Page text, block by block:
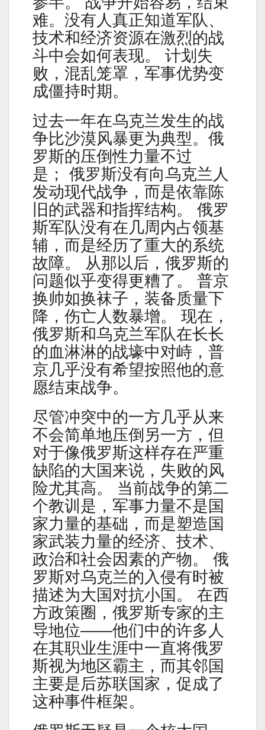
难。没有人真正知道军队、
技术和经济资源在激烈的战
斗中会如何表现。 计划失
败，混乱笼罩，军事优势变
成僵持时期。
过去一年在乌克兰发生的战
争比沙漠风暴更为典型。俄
罗斯的压倒性力量不过
是； 俄罗斯没有向乌克兰人
发动现代战争，而是依靠陈
旧的武器和指挥结构。 俄罗
斯军队没有在几周内占领基
辅，而是经历了重大的系统
故障。 从那以后，俄罗斯的
问题似乎变得更糟了。 普京
换帅如换袜子，装备质量下
降，伤亡人数暴增。 现在，
俄罗斯和乌克兰军队在长长
的血淋淋的战壕中对峙，普
京几乎没有希望按照他的意
愿结束战争。
尽管冲突中的一方几乎从来
不会简单地压倒另一方，但
对于像俄罗斯这样存在严重
缺陷的大国来说，失败的风
险尤其高。 当前战争的第二
个教训是，军事力量不是国
家力量的基础，而是塑造国
家武装力量的经济、技术、
政治和社会因素的产物。 俄
罗斯对乌克兰的入侵有时被
描述为大国对抗小国。 在西
方政策圈，俄罗斯专家的主
导地位——他们中的许多人
在其职业生涯中一直将俄罗
斯视为地区霸主，而其邻国
主要是后苏联国家，促成了
这种事件框架。